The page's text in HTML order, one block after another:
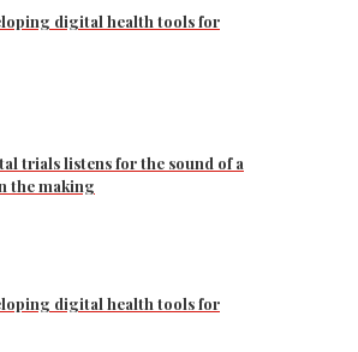
digital health tools for
trials listens for the sound of a
the making
digital health tools for